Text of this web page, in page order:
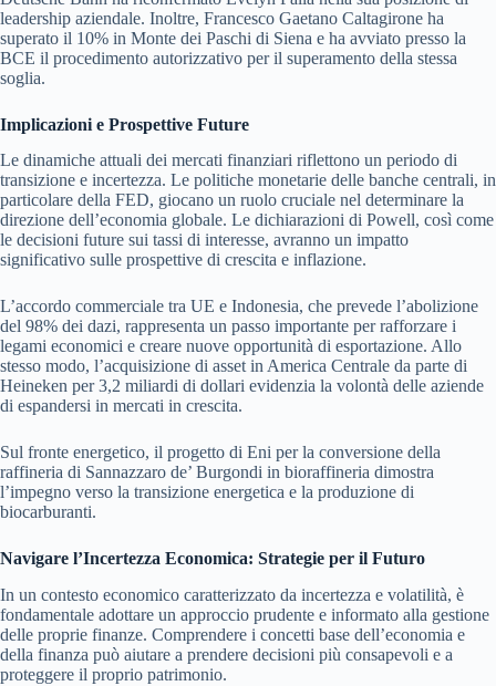
leadership aziendale. Inoltre, Francesco Gaetano Caltagirone ha
superato il 10% in Monte dei Paschi di Siena e ha avviato presso la
BCE il procedimento autorizzativo per il superamento della stessa
soglia.
Implicazioni e Prospettive Future
Le dinamiche attuali dei mercati finanziari riflettono un periodo di
transizione e incertezza. Le politiche monetarie delle banche centrali, in
particolare della FED, giocano un ruolo cruciale nel determinare la
direzione dell’economia globale. Le dichiarazioni di Powell, così come
le decisioni future sui tassi di interesse, avranno un impatto
significativo sulle prospettive di crescita e inflazione.
L’accordo commerciale tra UE e Indonesia, che prevede l’abolizione
del 98% dei dazi, rappresenta un passo importante per rafforzare i
legami economici e creare nuove opportunità di esportazione. Allo
stesso modo, l’acquisizione di asset in America Centrale da parte di
Heineken per 3,2 miliardi di dollari evidenzia la volontà delle aziende
di espandersi in mercati in crescita.
Sul fronte energetico, il progetto di Eni per la conversione della
raffineria di Sannazzaro de’ Burgondi in bioraffineria dimostra
l’impegno verso la transizione energetica e la produzione di
biocarburanti.
Navigare l’Incertezza Economica: Strategie per il Futuro
In un contesto economico caratterizzato da incertezza e volatilità, è
fondamentale adottare un approccio prudente e informato alla gestione
delle proprie finanze. Comprendere i concetti base dell’economia e
della finanza può aiutare a prendere decisioni più consapevoli e a
proteggere il proprio patrimonio.